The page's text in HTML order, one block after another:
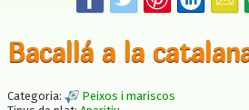
Bacallá a la
Categoria:
Peixos i mariscos